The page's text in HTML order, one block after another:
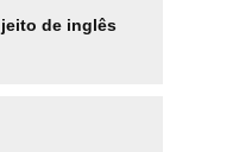
de inglês